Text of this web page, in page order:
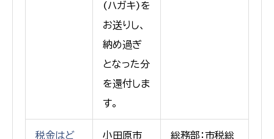
(ハガキ)を
お送りし、
納め過ぎ
となった分
を還付しま
す。
税金はど
小田原市
総務部：市税総